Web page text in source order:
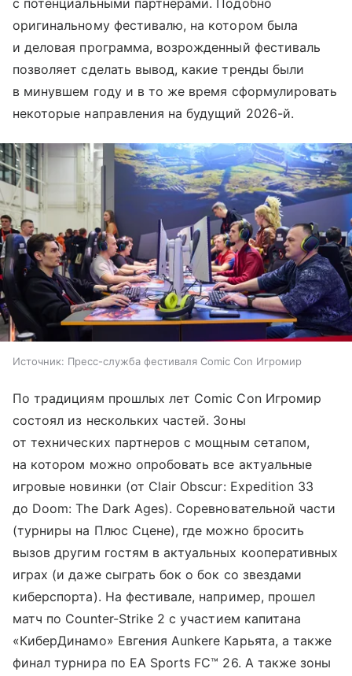
с потенциальными партнерами. Подобно
оригинальному фестивалю, на котором была
и деловая программа, возрожденный фестиваль
позволяет сделать вывод, какие тренды были
в минувшем году и в то же время сформулировать
некоторые направления на будущий 2026-й.
Источник: Пресс-служба фестиваля Comic Con Игромир
По традициям прошлых лет Comic Con Игромир
состоял из нескольких частей. Зоны
от технических партнеров с мощным сетапом,
на котором можно опробовать все актуальные
игровые новинки (от Clair Obscur: Expedition 33
до Doom: The Dark Ages). Соревновательной части
(турниры на Плюс Сцене), где можно бросить
вызов другим гостям в актуальных кооперативных
играх (и даже сыграть бок о бок со звездами
киберспорта). На фестивале, например, прошел
матч по Counter-Strike 2 с участием капитана
«КиберДинамо» Евгения Aunkere Карьята, а также
финал турнира по EA Sports FC™ 26. А также зоны